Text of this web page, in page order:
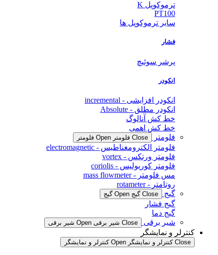
ترموکوپل K
PT100
سایر ترموکوپل ها
فشار
پرشر سوئیچ
انکودر
انکودر افزایشی - incremental
انکودر مطلق - Absolute
خط کش آنالوگ
خط کش اهمی
فلومتر
Close فلومتر Open فلومتر
فلومتر الکترومغناطیس - electromagnetic
فلومتر ورتکس - vortex
فلومتر کوریولیس - coriolis
مس فلومتر - mass flowmeter
روتامتر - rotameter
گیج
Close گیج Open گیج
گیج فشار
گیج دما
شیر برقی
Close شیر برقی Open شیر برقی
کنترلر و نمایشگر
Close کنترلر و نمایشگر Open کنترلر و نمایشگر